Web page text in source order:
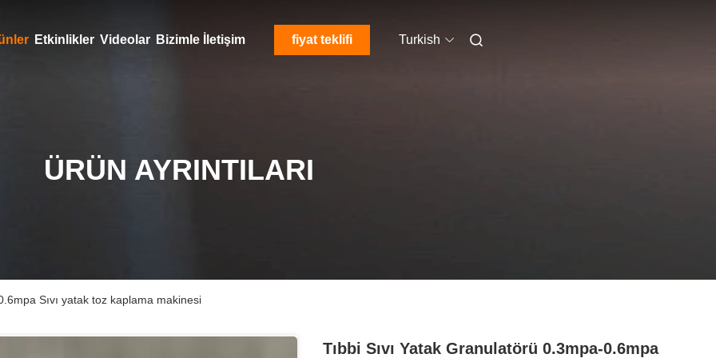
Etkinlikler Videolar Bizimle İletişim fiyat teklifi Turkish
ÜRÜN AYRINTILARI
Sıvı yatak toz kaplama makinesi
Tıbbi Sıvı Yatak Granulatörü 0.3mpa-0.6mpa